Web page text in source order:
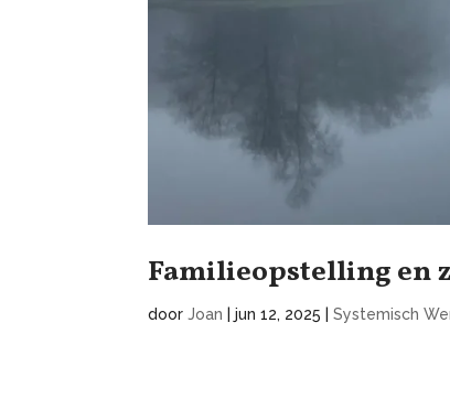
Familieopstelling en
doorJoan |jun 12, 2025 |Systemisch